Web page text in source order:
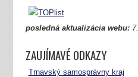
posledná aktualizácia webu:7.
ZAUJÍMAVÉ ODKAZY
Trnavský samosprávny kraj